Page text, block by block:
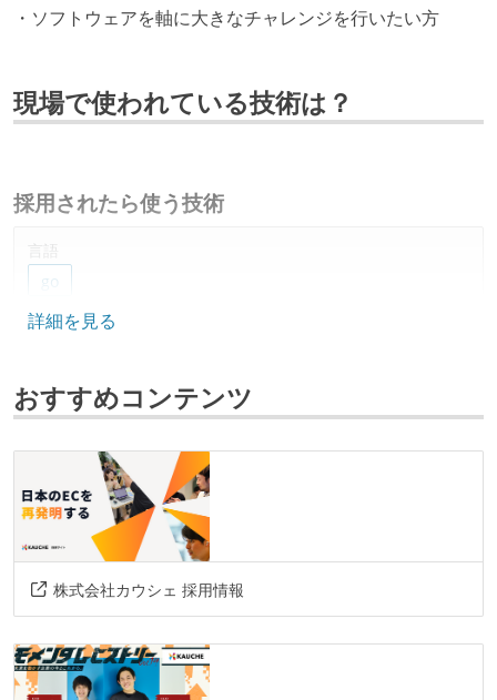
・ソフトウェアを軸に大きなチャレンジを行いたい方
現場で使われている技術は？
採用されたら使う技術
言語
go
ソースコード管理
情報共有ツール
notion
slack
その他
spanner
言語
詳細を見る
おすすめコンテンツ
株式会社カウシェ 採用情報